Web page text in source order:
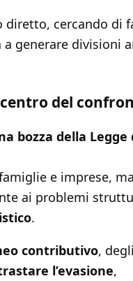
diretto, cercando di
generare divisioni
del
bozza della Legge
e imprese, ma
ai problemi
.
contributivo, degli
l’evasione,